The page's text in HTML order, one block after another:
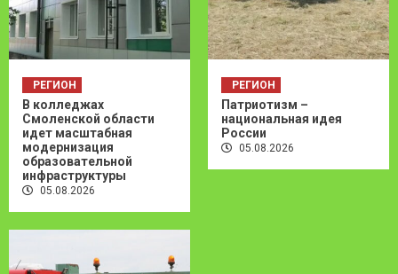
РЕГИОН
В колледжах
Смоленской области
идет масштабная
модернизация
образовательной
инфраструктуры
05.08.2026
РЕГИОН
Патриотизм –
национальная идея
России
05.08.2026